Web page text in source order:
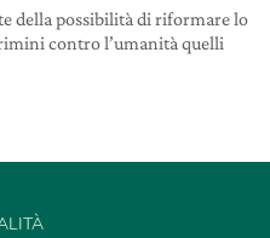
della possibilità di riformare lo
contro l’umanità quelli